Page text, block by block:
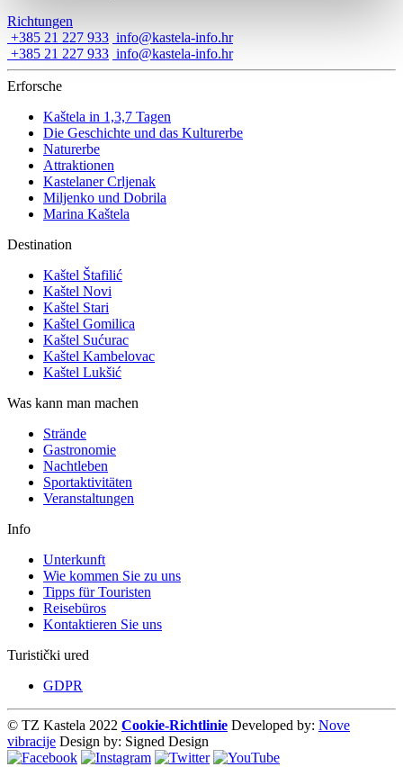
Richtungen
+385 21 227 933 info@kastela-info.hr
+385 21 227 933 info@kastela-info.hr
Erforsche
Kaštela in 1,3,7 Tagen
Die Geschichte und das Kulturerbe
Naturerbe
Attraktionen
Kastelaner Crljenak
Miljenko und Dobrila
Marina Kaštela
Destination
Kaštel Štafilić
Kaštel Novi
Kaštel Stari
Kaštel Gomilica
Kaštel Sućurac
Kaštel Kambelovac
Kaštel Lukšić
Was kann man machen
Strände
Gastronomie
Nachtleben
Sportaktivitäten
Veranstaltungen
Info
Unterkunft
Wie kommen Sie zu uns
Tipps für Touristen
Reisebüros
Kontaktieren Sie uns
Turistički ured
GDPR
© TZ Kastela 2022 Cookie-Richtlinie Developed by: Nove
vibracije Design by: Signed Design